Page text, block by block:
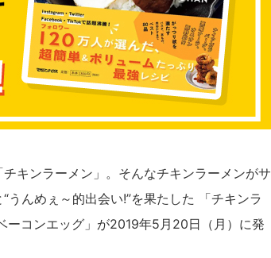
キンラーメン」。そんなチキンラーメンがサ
うんめぇ～的出会い!”を果たした 「チキンラ
ーコンエッグ」が2019年5月20日（月）に発